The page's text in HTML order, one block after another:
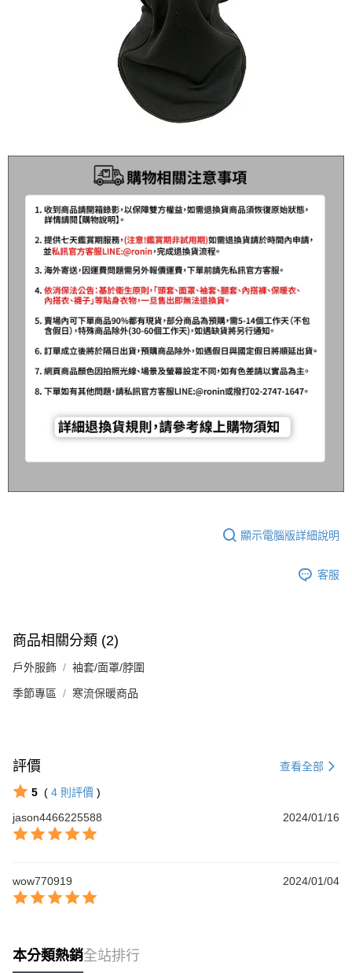
顯示電腦版詳細說明
客服
商品相關分類 (2)
戶外服飾 袖套/面罩/脖圍
季節專區 寒流保暖商品
評價 查看全部
5 ( 4 則評價 )
jason4466225588
2024/01/16
wow770919 2024/01/04
本分類熱銷全站排行